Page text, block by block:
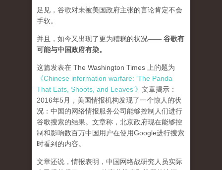
足见，谷歌对未被美国政府主张的言论肯定不会
手软。
并且，如今又出现了更为糟糕的状况—— 谷歌有
可能与中国政府有染。
这篇发表在 The Washington Times 上的题为
《Chinese information warfare: ‘The Panda
That Eats, Shoots, and Leaves’》 文章揭示：
2016年5月，美国情报机构发现了一个惊人的状
况：中国的网络情报服务公司能够控制人们进行
谷歌搜索的结果。文章称，北京政府现在能够控
制和影响数百万中国用户在使用Google进行搜索
时看到的内容。
文章还说，情报表明，中国网络战研究人员实际